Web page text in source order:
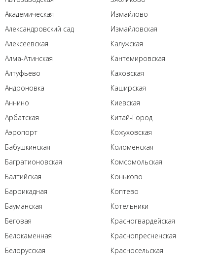
Академическая
Александровский сад
Алексеевская
Алма-Атинская
Алтуфьево
Андроновка
Аннино
Арбатская
Аэропорт
Бабушкинская
Багратионовская
Балтийская
Баррикадная
Бауманская
Беговая
Белокаменная
Белорусская
Измайлово
Измайловская
Калужская
Кантемировская
Каховская
Каширская
Киевская
Китай-Город
Кожуховская
Коломенская
Комсомольская
Коньково
Коптево
Котельники
Красногвардейская
Краснопресненская
Красносельская